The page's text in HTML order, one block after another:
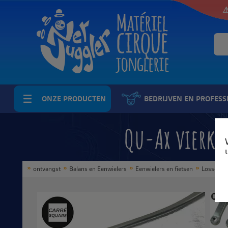
ONZE PRODUCTEN BEDRIJVEN EN
Qu-Ax
ontvangst Balans en Eenwielers Eenwielers en fietsen Losse